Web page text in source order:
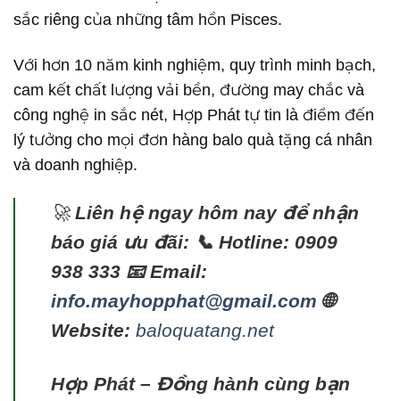
sắc riêng của những tâm hồn Pisces.
Với hơn 10 năm kinh nghiệm, quy trình minh bạch,
cam kết chất lượng vải bền, đường may chắc và
công nghệ in sắc nét, Hợp Phát tự tin là điểm đến
lý tưởng cho mọi đơn hàng balo quà tặng cá nhân
và doanh nghiệp.
🚀Liên hệ ngay hôm nay để nhận
báo giá ưu đãi: 📞 Hotline: 0909
938 333 📧 Email:
info.mayhopphat@gmail.com 🌐
Website: baloquatang.net
Hợp Phát – Đồng hành cùng bạn